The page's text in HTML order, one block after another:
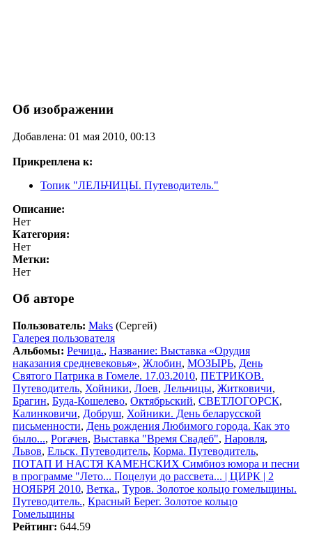
Об изображении
Добавлена: 01 мая 2010, 00:13
Прикреплена к:
Топик "ЛЕЛЬЧИЦЫ. Путеводитель."
Описание:
Нет
Категория:
Нет
Метки:
Нет
Об авторе
Пользователь: Maks (Сергей)
Галерея пользователя
Альбомы: Речица., Название: Выставка «Орудия
наказания средневековья», Жлобин, МОЗЫРЬ, День
Святого Патрика в Гомеле. 17.03.2010, ПЕТРИКОВ.
Путеводитель, Хойники, Лоев, Лельчицы, Житковичи,
Брагин, Буда-Кошелево, Октябрьский, СВЕТЛОГОРСК,
Калинковичи, Добруш, Хойники. День беларусской
письменности, День рождения Любимого города. Как это
было..., Рогачев, Выставка "Время Свадеб", Наровля,
Львов, Ельск. Путеводитель, Корма. Путеводитель,
ПОТАП И НАСТЯ КАМЕНСКИХ Симбиоз юмора и песни
в программе "Лето... Поцелуи до рассвета... | ЦИРК | 2
НОЯБРЯ 2010, Ветка., Туров. Золотое кольцо гомельщины.
Путеводитель., Красный Берег. Золотое кольцо
Гомельщины
Рейтинг: 644.59